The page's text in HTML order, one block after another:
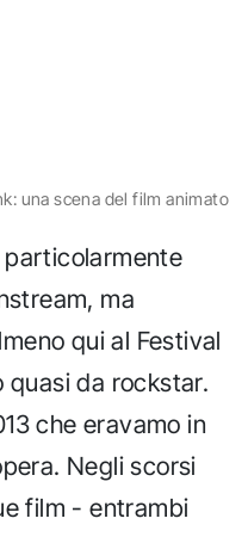
una scena del film animato
particolarmente
ma
qui al Festival
quasi da rockstar.
che eravamo in
Negli scorsi
film - entrambi